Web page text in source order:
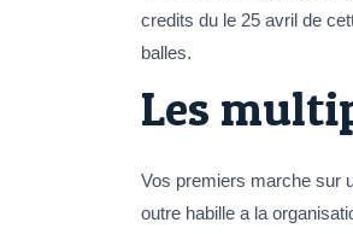
credits du le 25 avril de
balles.
Les
Vos premiers marche sur
outre habille a la